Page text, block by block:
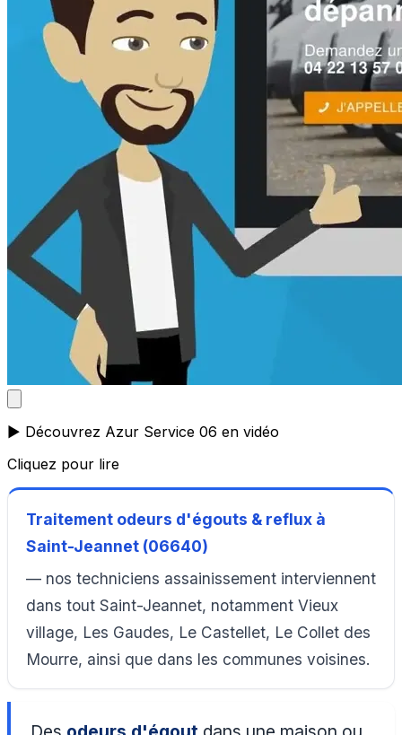
▶️ Découvrez Azur Service 06 en vidéo
Cliquez pour lire
Traitement odeurs d'égouts & reflux à
Saint-Jeannet (06640)
— nos techniciens assainissement interviennent
dans tout Saint-Jeannet, notamment Vieux
village, Les Gaudes, Le Castellet, Le Collet des
Mourre, ainsi que dans les communes voisines.